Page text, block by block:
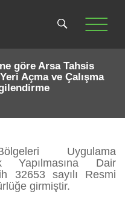
göre Arsa Tahsis
Açma ve Çalışma
Uygulama
Yapılmasına Dair
32653 sayılı Resmi
girmiştir.